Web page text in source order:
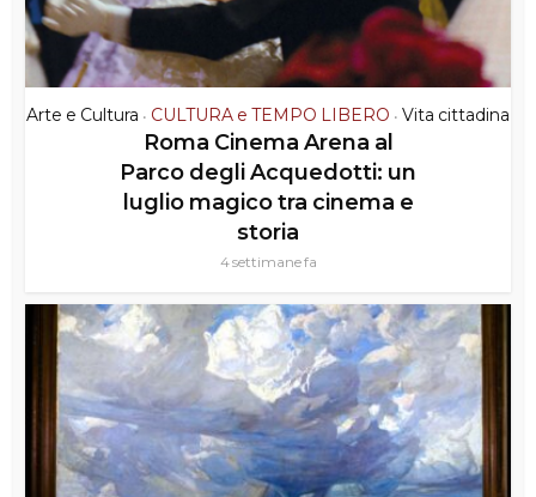
Arte e Cultura • CULTURA e TEMPO LIBERO • Vita cittadina
Roma Cinema Arena al
Parco degli Acquedotti: un
luglio magico tra cinema e
storia
4 settimane fa